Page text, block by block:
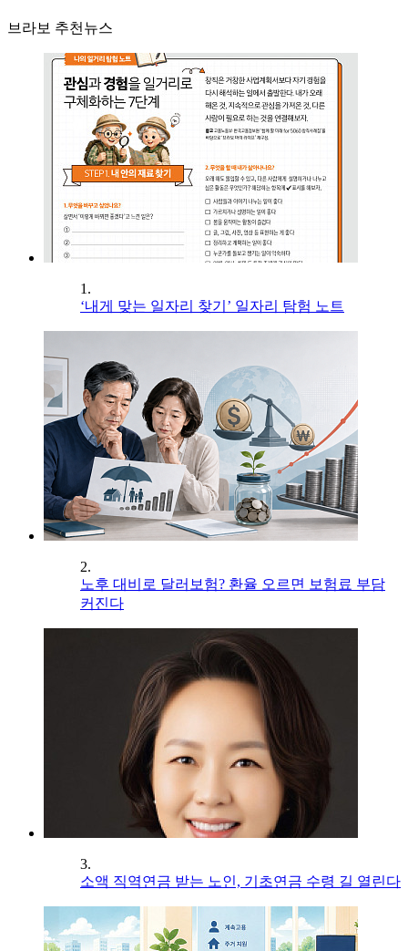
브라보 추천뉴스
1.
‘내게 맞는 일자리 찾기’ 일자리 탐험 노트
2.
노후 대비로 달러보험? 환율 오르면 보험료 부담
커진다
3.
소액 직역연금 받는 노인, 기초연금 수령 길 열린다